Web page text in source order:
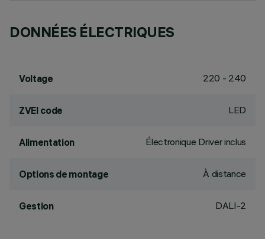
DONNÉES ÉLECTRIQUES
Voltage 220 - 240
ZVEI code LED
Alimentation Électronique Driver inclus
Options de montage À distance
Gestion DALI-2